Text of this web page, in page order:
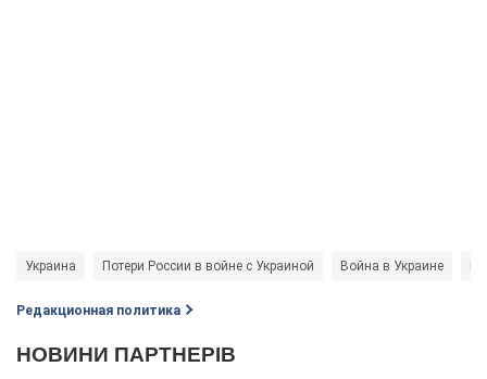
Украина Потери России в войне с Украиной Война в Украине
Редакционная политика